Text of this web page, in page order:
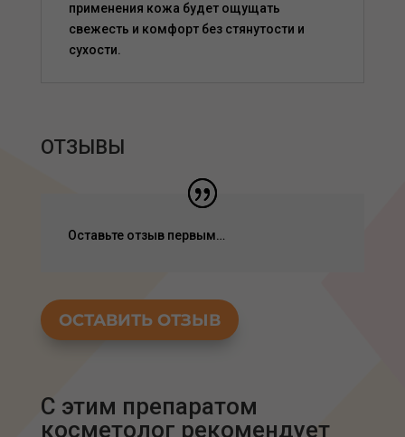
применения кожа будет ощущать
свежесть и комфорт без стянутости и
сухости.
ОТЗЫВЫ
Оставьте отзыв первым…
ОСТАВИТЬ ОТЗЫВ
С этим препаратом